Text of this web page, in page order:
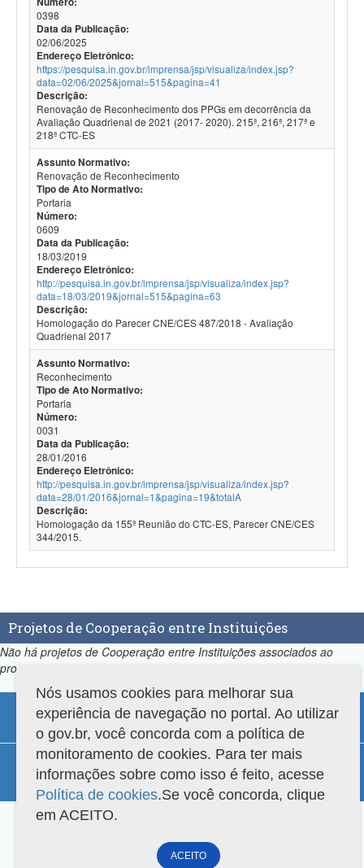
0398
Data da Publicação:
02/06/2025
Endereço Eletrônico:
https://pesquisa.in.gov.br/imprensa/jsp/visualiza/index.jsp?
data=02/06/2025&jornal=515&pagina=41
Descrição:
Renovação de Reconhecimento dos PPGs em decorrência da
Avaliação Quadrienal de 2021 (2017- 2020). 215ª, 216ª, 217ª e
218ª CTC-ES
Assunto Normativo:
Renovação de Reconhecimento
Tipo de Ato Normativo:
Portaria
Número:
0609
Data da Publicação:
18/03/2019
Endereço Eletrônico:
http://pesquisa.in.gov.br/imprensa/jsp/visualiza/index.jsp?
data=18/03/2019&jornal=515&pagina=63
Descrição:
Homologação do Parecer CNE/CES 487/2018 - Avaliação
Quadrienal 2017
Assunto Normativo:
Reconhecimento
Tipo de Ato Normativo:
Portaria
Número:
0031
Data da Publicação:
28/01/2016
Endereço Eletrônico:
http://pesquisa.in.gov.br/imprensa/jsp/visualiza/index.jsp?
data=28/01/2016&jornal=1&pagina=19&totalA
Descrição:
Homologação da 155ª Reunião do CTC-ES, Parecer CNE/CES
344/2015.
Projetos de Cooperação entre Instituições
Não há projetos de Cooperação entre Instituições associados ao
programa.
Compatibilidade
Versão do sistema: 3.88.9 Copyright 2022 Capes. Todos os direitos reservados.
Nós usamos cookies para melhorar sua
experiência de navegação no portal. Ao utilizar
o gov.br, você concorda com a política de
monitoramento de cookies. Para ter mais
informações sobre como isso é feito, acesse
Política de cookies.Se você concorda, clique
em ACEITO.
ACEITO